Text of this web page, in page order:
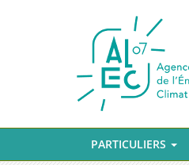
PARTICULIERS